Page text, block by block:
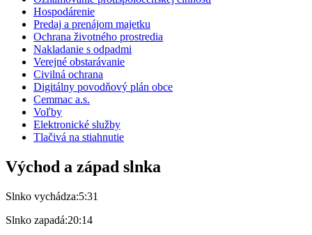
Hospodárenie
Predaj a prenájom majetku
Ochrana životného prostredia
Nakladanie s odpadmi
Verejné obstarávanie
Civilná ochrana
Digitálny povodňový plán obce
Cemmac a.s.
Voľby
Elektronické služby
Tlačivá na stiahnutie
Východ a západ slnka
Slnko vychádza:5:31
Slnko zapadá:20:14